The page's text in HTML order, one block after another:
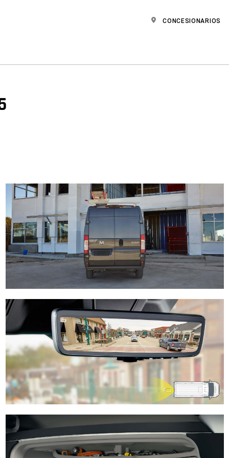
CONCESIONARIOS